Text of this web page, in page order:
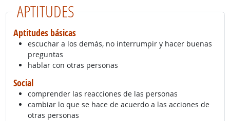
APTITUDES
Aptitudes básicas
escuchar a los demás, no interrumpir y hacer buenas
preguntas
hablar con otras personas
Social
comprender las reacciones de las personas
cambiar lo que se hace de acuerdo a las acciones de
otras personas